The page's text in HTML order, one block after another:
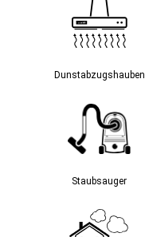
Dunst­abzugs­hauben
Staubsauger­